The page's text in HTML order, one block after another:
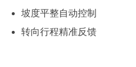
坡度平整自动控制
转向行程精准反馈